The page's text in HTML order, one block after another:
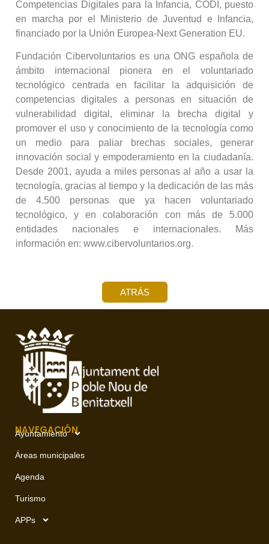
Competencias Digitales para la Infancia, CODI, puesto
en marcha por el Ministerio de Juventud e Infancia,
financiado por la Unión Europea-Next Generation EU.
Fundación Cibervoluntarios es una ONG española de
ámbito internacional pionera en el voluntariado
tecnológico centrada en facilitar la adquisición de
competencias digitales a personas en situación de
vulnerabilidad digital, eliminar la brecha digital y
promover el uso y conocimiento de la tecnología como
un medio para paliar brechas sociales, generar
innovación social y empoderamiento en la ciudadanía.
Desde 2001, ayuda a miles personas al año a usar la
tecnología, gracias al tiempo y la dedicación de las más
de 4.500 personas que ya hacen voluntariado
tecnológico, y en colaboración con más de 5.000
entidades nacionales e internacionales. Más
información en: www.cibervoluntarios.org.
ATRÁS
NAVEGACIÓN
Ayuntamiento
Áreas municipales
Agenda
Turismo
APPs